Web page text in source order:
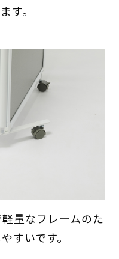
す。
量なフレームのた
すいです。